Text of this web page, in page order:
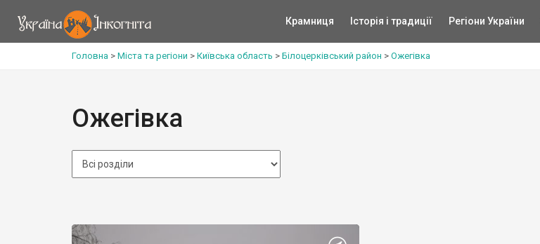
Крамниця Історія і традиції Регіони України
Головна > Міста та регіони > Київська область > Білоцерківський район > Ожегівка
Ожегівка